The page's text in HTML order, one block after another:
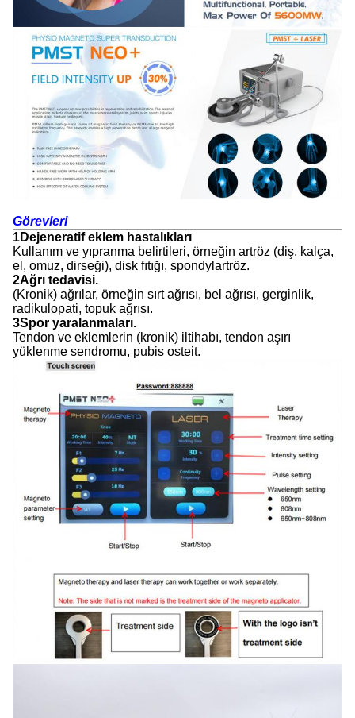
Görevleri
1Dejeneratif eklem hastalıkları
Kullanım ve yıpranma belirtileri, örneğin artröz (diş, kalça,
el, omuz, dirseği), disk fıtığı, spondylartröz.
2Ağrı tedavisi.
(Kronik) ağrılar, örneğin sırt ağrısı, bel ağrısı, gerginlik,
radikulopati, topuk ağrısı.
3Spor yaralanmaları.
Tendon ve eklemlerin (kronik) iltihabı, tendon aşırı
yüklenme sendromu, pubis osteit.